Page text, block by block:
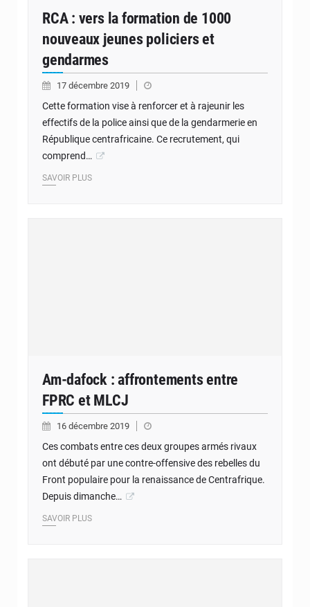
RCA : vers la formation de 1000
nouveaux jeunes policiers et
gendarmes
17 décembre 2019
Cette formation vise à renforcer et à rajeunir les
effectifs de la police ainsi que de la gendarmerie en
République centrafricaine. Ce recrutement, qui
comprend…
SAVOIR PLUS
Am-dafock : affrontements entre
FPRC et MLCJ
16 décembre 2019
Ces combats entre ces deux groupes armés rivaux
ont débuté par une contre-offensive des rebelles du
Front populaire pour la renaissance de Centrafrique.
Depuis dimanche…
SAVOIR PLUS